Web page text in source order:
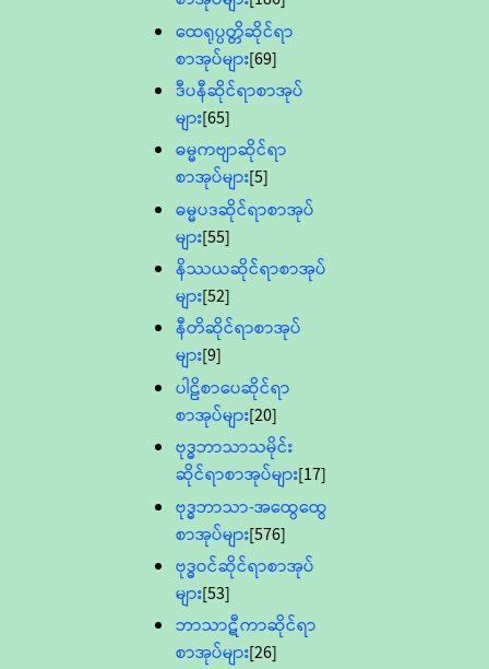
ထေရုပ္ပတ္တိဆိုင်ရာ
စာအုပ်များ[69]
ဒီပနီဆိုင်ရာစာအုပ်
များ[65]
ဓမ္မကဗျာဆိုင်ရာ
စာအုပ်များ[5]
ဓမ္မပဒဆိုင်ရာစာအုပ်
များ[55]
နိဿယဆိုင်ရာစာအုပ်
များ[52]
နီတိဆိုင်ရာစာအုပ်
များ[9]
ပါဠိစာပေဆိုင်ရာ
စာအုပ်များ[20]
ဗုဒ္ဓဘာသာသမိုင်း
ဆိုင်ရာစာအုပ်များ[17]
ဗုဒ္ဓဘာသာ-အထွေထွေ
စာအုပ်များ[576]
ဗုဒ္ဓဝင်ဆိုင်ရာစာအုပ်
များ[53]
ဘာသာဋီကာဆိုင်ရာ
စာအုပ်များ[26]